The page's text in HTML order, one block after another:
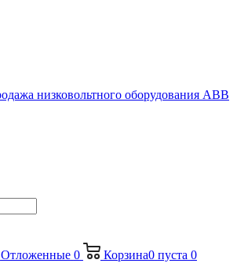
Отложенные 0 Корзина0 пуста 0